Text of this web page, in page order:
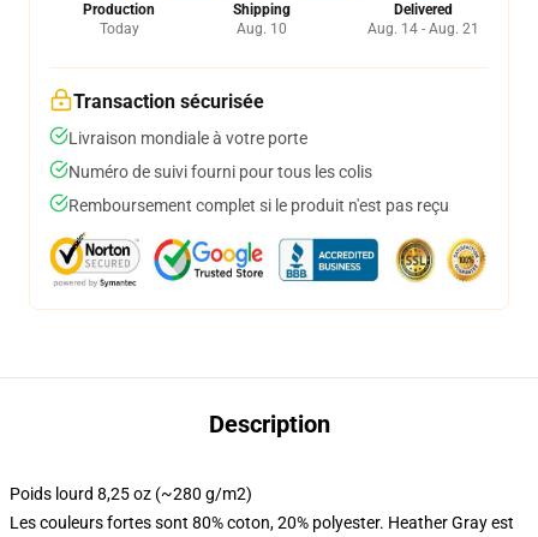
Production
Today
Shipping
Aug. 10
Delivered
Aug. 14 - Aug. 21
Transaction sécurisée
Livraison mondiale à votre porte
Numéro de suivi fourni pour tous les colis
Remboursement complet si le produit n'est pas reçu
Description
Poids lourd 8,25 oz (~280 g/m2)
Les couleurs fortes sont 80% coton, 20% polyester. Heather Gray est